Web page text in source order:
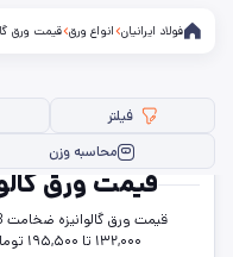
فولاد ایرانیان انواع ورق قیمت ورق
فیلتر ها
فیلتر
محاسبه وزن
قیمت ورق
۱۳۲,۰۰۰ تا ۱۹۵,۵۰۰ تومان (بدون احتساب مالیات) قرار دارد.